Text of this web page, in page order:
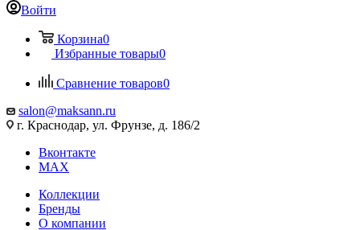
Войти
Корзина0
Избранные товары0
Сравнение товаров0
salon@maksann.ru
г. Краснодар, ул. Фрунзе, д. 186/2
Вконтакте
MAX
Коллекции
Бренды
О компании